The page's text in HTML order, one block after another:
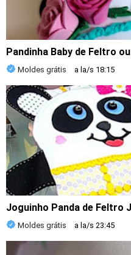
Pandinha Baby de Feltro
Moldes grátis a la/s 18:15
Joguinho Panda de Feltro
Moldes grátis a la/s 23:45